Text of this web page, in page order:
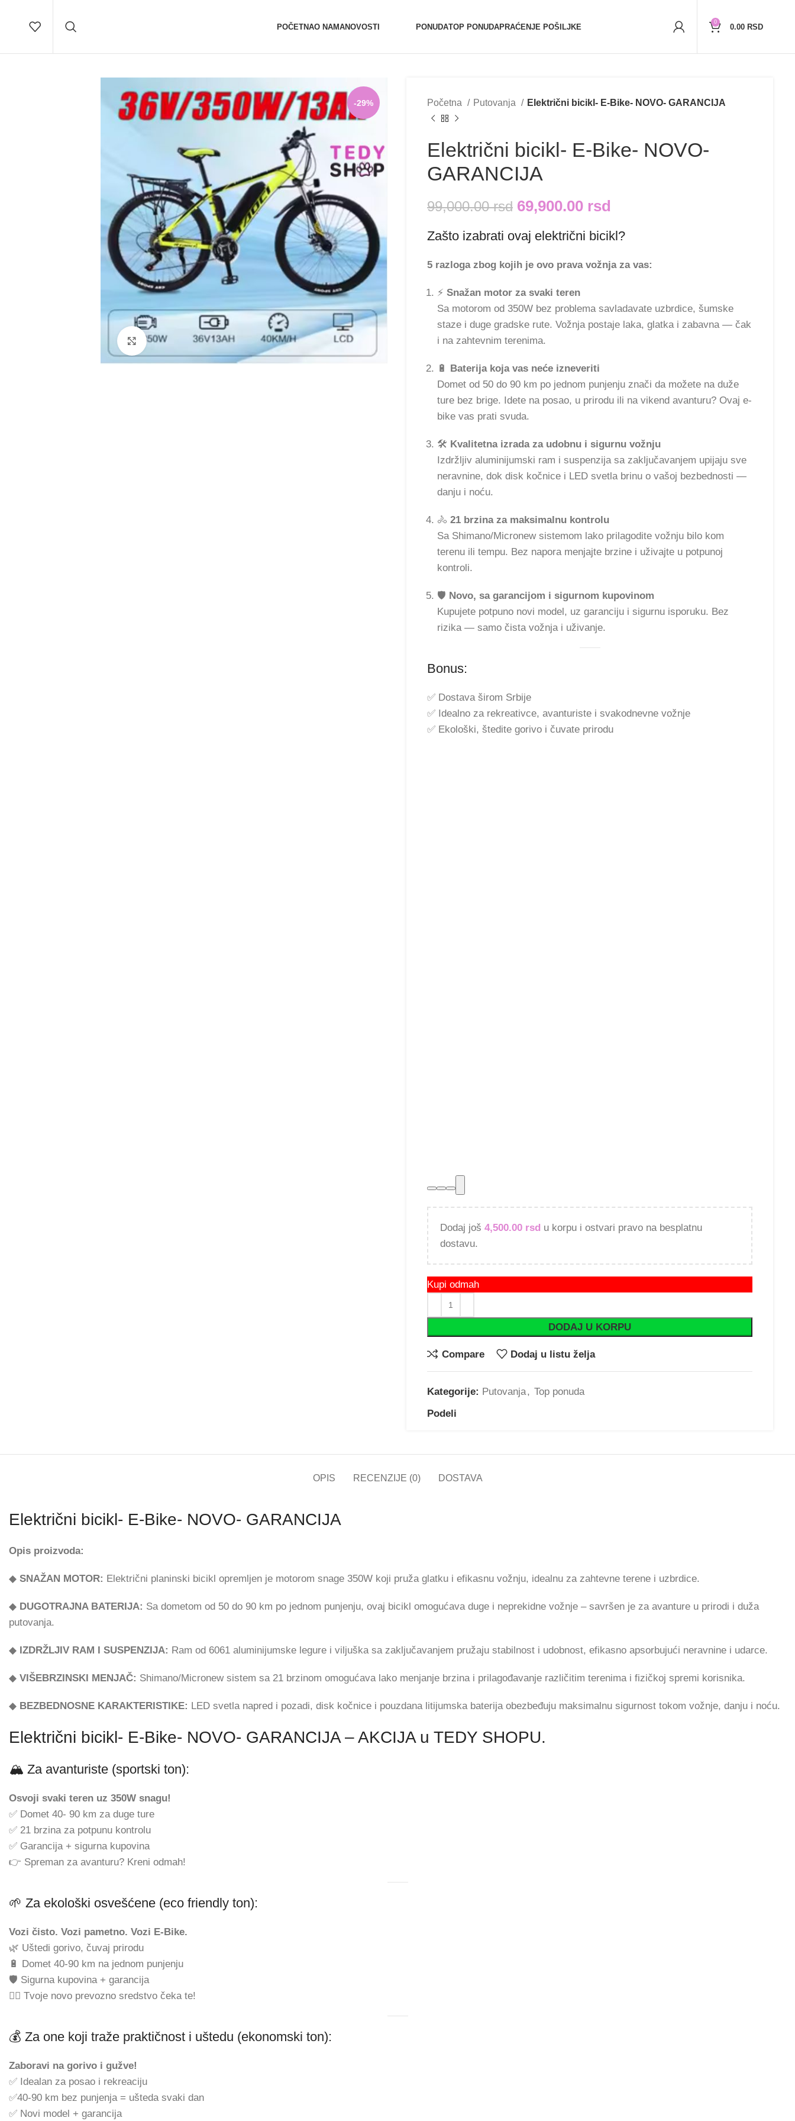
POČETNAO NAMANOVOSTI PONUDATOP PONUDAPRAĆENJE POŠILJKE
0
0.00RSD
-29%
Klikni i uvećaj
Početna Putovanja Električni bicikl- E-Bike- NOVO- GARANCIJA
Električni bicikl- E-Bike- NOVO-
GARANCIJA
99,000.00rsd 69,900.00 rsd
Zašto izabrati ovaj električni bicikl?
5 razloga zbog kojih je ovo prava vožnja za vas:
⚡ Snažan motor za svaki teren
Sa motorom od 350W bez problema savladavate uzbrdice, šumske
staze i duge gradske rute. Vožnja postaje laka, glatka i zabavna — čak
i na zahtevnim terenima.
🔋 Baterija koja vas neće izneveriti
Domet od 50 do 90 km po jednom punjenju znači da možete na duže
ture bez brige. Idete na posao, u prirodu ili na vikend avanturu? Ovaj e-
bike vas prati svuda.
🛠️ Kvalitetna izrada za udobnu i sigurnu vožnju
Izdržljiv aluminijumski ram i suspenzija sa zaključavanjem upijaju sve
neravnine, dok disk kočnice i LED svetla brinu o vašoj bezbednosti —
danju i noću.
🚴 21 brzina za maksimalnu kontrolu
Sa Shimano/Micronew sistemom lako prilagodite vožnju bilo kom
terenu ili tempu. Bez napora menjajte brzine i uživajte u potpunoj
kontroli.
🛡️ Novo, sa garancijom i sigurnom kupovinom
Kupujete potpuno novi model, uz garanciju i sigurnu isporuku. Bez
rizika — samo čista vožnja i uživanje.
Bonus:
✅ Dostava širom Srbije
✅ Idealno za rekreativce, avanturiste i svakodnevne vožnje
✅ Ekološki, štedite gorivo i čuvate prirodu
Dodaj još 4,500.00 rsd u korpu i ostvari pravo na besplatnu
dostavu.
DODAJ U KORPU
Kupi odmah
Compare Dodaj u listu želja
Kategorije: Putovanja, Top ponuda
Podeli
OPIS RECENZIJE (0) DOSTAVA
Električni bicikl- E-Bike- NOVO- GARANCIJA
Opis proizvoda:
◆ SNAŽAN MOTOR: Električni planinski bicikl opremljen je motorom snage 350W koji pruža glatku i efikasnu vožnju, idealnu za zahtevne terene i uzbrdice.
◆ DUGOTRAJNA BATERIJA: Sa dometom od 50 do 90 km po jednom punjenju, ovaj bicikl omogućava duge i neprekidne vožnje – savršen je za avanture u prirodi i duža
putovanja.
◆ IZDRŽLJIV RAM I SUSPENZIJA: Ram od 6061 aluminijumske legure i viljuška sa zaključavanjem pružaju stabilnost i udobnost, efikasno apsorbujući neravnine i udarce.
◆ VIŠEBRZINSKI MENJAČ: Shimano/Micronew sistem sa 21 brzinom omogućava lako menjanje brzina i prilagođavanje različitim terenima i fizičkoj spremi korisnika.
◆ BEZBEDNOSNE KARAKTERISTIKE: LED svetla napred i pozadi, disk kočnice i pouzdana litijumska baterija obezbeđuju maksimalnu sigurnost tokom vožnje, danju i noću.
Električni bicikl- E-Bike- NOVO- GARANCIJA – AKCIJA u TEDY SHOPU.
🏔️ Za avanturiste (sportski ton):
Osvoji svaki teren uz 350W snagu!
✅ Domet 40- 90 km za duge ture
✅ 21 brzina za potpunu kontrolu
✅ Garancija + sigurna kupovina
👉 Spreman za avanturu? Kreni odmah!
🌱 Za ekološki osvešćene (eco friendly ton):
Vozi čisto. Vozi pametno. Vozi E-Bike.
🌿 Uštedi gorivo, čuvaj prirodu
🔋 Domet 40-90 km na jednom punjenju
🛡️ Sigurna kupovina + garancija
🚴‍♂️ Tvoje novo prevozno sredstvo čeka te!
💰 Za one koji traže praktičnost i uštedu (ekonomski ton):
Zaboravi na gorivo i gužve!
✅ Idealan za posao i rekreaciju
✅40-90 km bez punjenja = ušteda svaki dan
✅ Novi model + garancija